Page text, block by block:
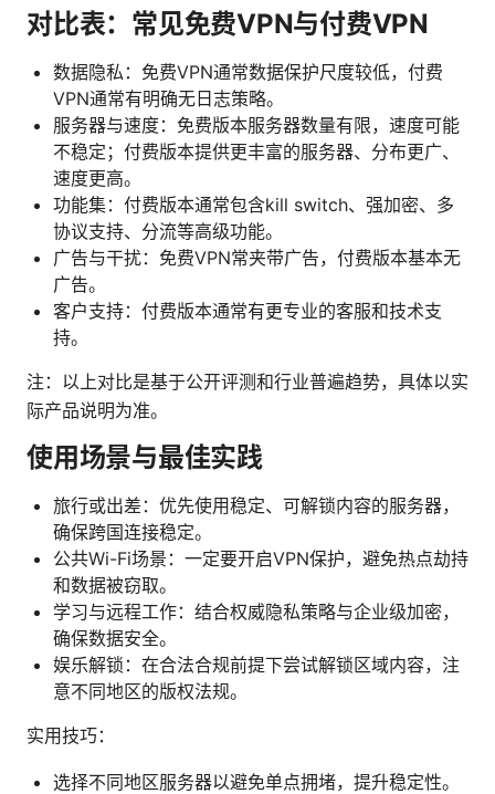
对比表：常见免费VPN与付费VPN
数据隐私：免费VPN通常数据保护尺度较低，付费
VPN通常有明确无日志策略。
服务器与速度：免费版本服务器数量有限，速度可能
不稳定；付费版本提供更丰富的服务器、分布更广、
速度更高。
功能集：付费版本通常包含kill switch、强加密、多
协议支持、分流等高级功能。
广告与干扰：免费VPN常夹带广告，付费版本基本无
广告。
客户支持：付费版本通常有更专业的客服和技术支
持。
注：以上对比是基于公开评测和行业普遍趋势，具体以实
际产品说明为准。
使用场景与最佳实践
旅行或出差：优先使用稳定、可解锁内容的服务器，
确保跨国连接稳定。
公共Wi-Fi场景：一定要开启VPN保护，避免热点劫持
和数据被窃取。
学习与远程工作：结合权威隐私策略与企业级加密，
确保数据安全。
娱乐解锁：在合法合规前提下尝试解锁区域内容，注
意不同地区的版权法规。
实用技巧：
选择不同地区服务器以避免单点拥堵，提升稳定性。